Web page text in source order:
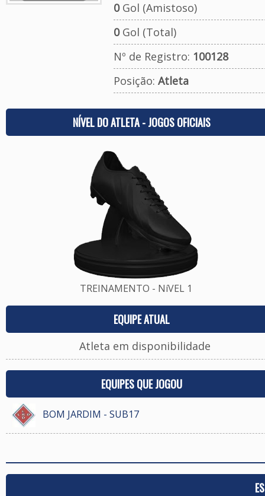
0Gol (Amistoso)
0Gol (Total)
Nº de Registro: 100128
Posição: Atleta
NÍVEL DO ATLETA - JOGOS OFICIAIS
TREINAMENTO - NíVEL 1
EQUIPE ATUAL
Atleta em disponibilidade
EQUIPES QUE JOGOU
BOM JARDIM - SUB17